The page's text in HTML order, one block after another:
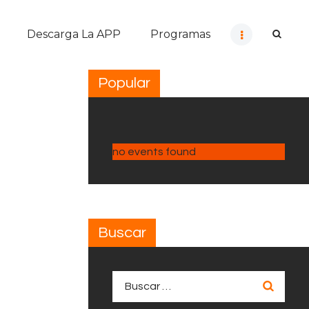
Descarga La APP Programas
Popular
no events found
Buscar